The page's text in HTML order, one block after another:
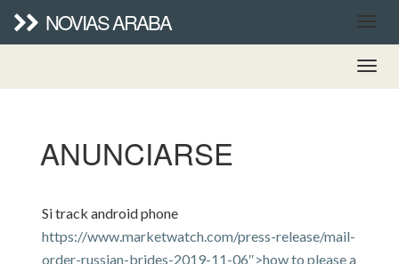
NOVIAS ARABA
ANUNCIARSE
Sitrack android phone
https://www.marketwatch.com/press-release/mail-
order-russian-brides-2019-11-06″>how to please a